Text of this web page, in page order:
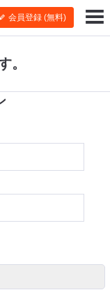
会員登録 (無料)
。